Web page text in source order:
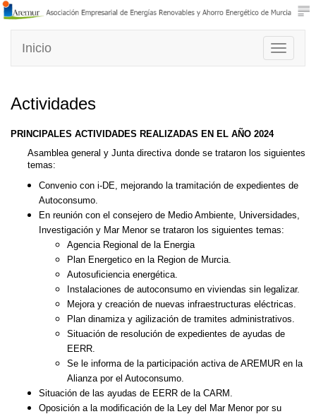
Toggle
Inicio
Actividades
PRINCIPALES ACTIVIDADES REALIZADAS EN EL AÑO 2024
Asamblea general y Junta directiva donde se trataron los siguientes
temas:
Convenio con i-DE, mejorando la tramitación de expedientes de
Autoconsumo.
En reunión con el consejero de Medio Ambiente, Universidades,
Investigación y Mar Menor se trataron los siguientes temas:
Agencia Regional de la Energia
Plan Energetico en la Region de Murcia.
Autosuficiencia energética.
Instalaciones de autoconsumo en viviendas sin legalizar.
Mejora y creación de nuevas infraestructuras eléctricas.
Plan dinamiza y agilización de tramites administrativos.
Situación de resolución de expedientes de ayudas de
EERR.
Se le informa de la participación activa de AREMUR en la
Alianza por el Autoconsumo.
Situación de las ayudas de EERR de la CARM.
Oposición a la modificación de la Ley del Mar Menor por su